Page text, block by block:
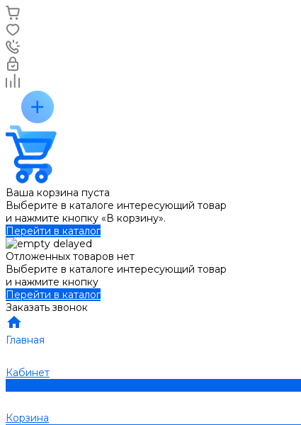
Ваша корзина пуста
Выберите в каталоге интересующий товар
и нажмите кнопку «В корзину».
Перейти в каталог
Отложенных товаров нет
Выберите в каталоге интересующий товар
и нажмите кнопку
Перейти в каталог
Заказать звонок
Главная
Кабинет
Корзина